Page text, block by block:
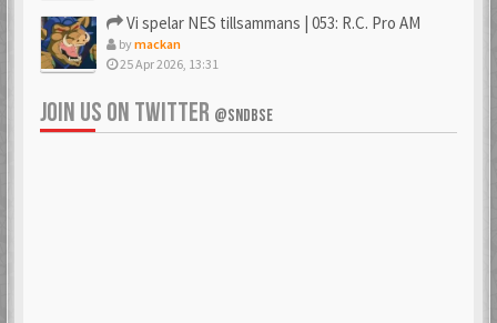
Vi spelar NES tillsammans | 053: R.C. Pro AM
bymackan
25 Apr 2026, 13:31
JOIN US ON TWITTER @SNDBSE